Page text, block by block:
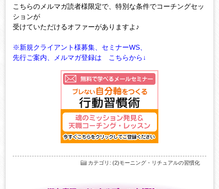
こちらのメルマガ読者様限定で、特別な条件でコーチングセッ
ションが
受けていただけるオファーがありますよ♪
※新規クライアント様募集、セミナーWS、
先行ご案内、メルマガ登録は こちらから↓
カテゴリ : (2)モーニング・リチュアルの習慣化